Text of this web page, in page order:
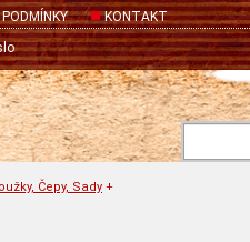
KONTAKT
Čepy, Sady +